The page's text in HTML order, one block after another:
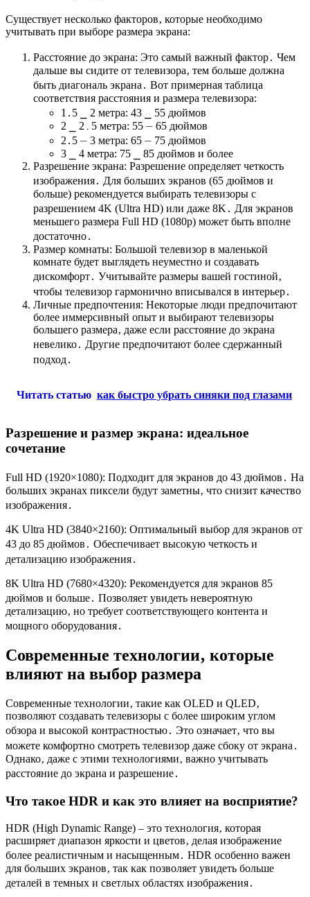
Существует несколько факторов‚ которые необходимо
учитывать при выборе размера экрана:
Расстояние до экрана: Это самый важный фактор․ Чем
дальше вы сидите от телевизора‚ тем больше должна
быть диагональ экрана․ Вот примерная таблица
соответствия расстояния и размера телевизора:
1․5 ⎯ 2 метра: 43 ⎯ 55 дюймов
2 ⎯ 2․5 метра: 55 ⏤ 65 дюймов
2․5 ⏤ 3 метра: 65 ⏤ 75 дюймов
3 ⎯ 4 метра: 75 ⎯ 85 дюймов и более
Разрешение экрана: Разрешение определяет четкость
изображения․ Для больших экранов (65 дюймов и
больше) рекомендуется выбирать телевизоры с
разрешением 4K (Ultra HD) или даже 8K․ Для экранов
меньшего размера Full HD (1080p) может быть вполне
достаточно․
Размер комнаты: Большой телевизор в маленькой
комнате будет выглядеть неуместно и создавать
дискомфорт․ Учитывайте размеры вашей гостиной‚
чтобы телевизор гармонично вписывался в интерьер․
Личные предпочтения: Некоторые люди предпочитают
более иммерсивный опыт и выбирают телевизоры
большего размера‚ даже если расстояние до экрана
невелико․ Другие предпочитают более сдержанный
подход․
Читать статью как быстро убрать синяки под глазами
Разрешение и размер экрана: идеальное
сочетание
Full HD (1920×1080): Подходит для экранов до 43 дюймов․ На
больших экранах пиксели будут заметны‚ что снизит качество
изображения․
4K Ultra HD (3840×2160): Оптимальный выбор для экранов от
43 до 85 дюймов․ Обеспечивает высокую четкость и
детализацию изображения․
8K Ultra HD (7680×4320): Рекомендуется для экранов 85
дюймов и больше․ Позволяет увидеть невероятную
детализацию‚ но требует соответствующего контента и
мощного оборудования․
Современные технологии‚ которые
влияют на выбор размера
Современные технологии‚ такие как OLED и QLED‚
позволяют создавать телевизоры с более широким углом
обзора и высокой контрастностью․ Это означает‚ что вы
можете комфортно смотреть телевизор даже сбоку от экрана․
Однако‚ даже с этими технологиями‚ важно учитывать
расстояние до экрана и разрешение․
Что такое HDR и как это влияет на восприятие?
HDR (High Dynamic Range) – это технология‚ которая
расширяет диапазон яркости и цветов‚ делая изображение
более реалистичным и насыщенным․ HDR особенно важен
для больших экранов‚ так как позволяет увидеть больше
деталей в темных и светлых областях изображения․